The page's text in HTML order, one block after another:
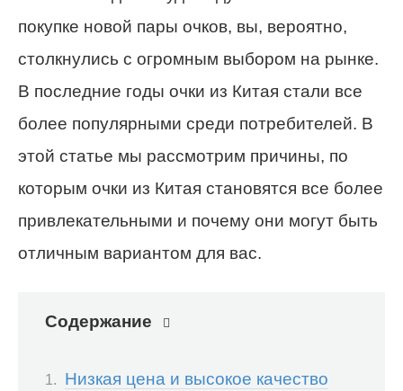
покупке новой пары очков, вы, вероятно,
столкнулись с огромным выбором на рынке.
В последние годы очки из Китая стали все
более популярными среди потребителей. В
этой статье мы рассмотрим причины, по
которым очки из Китая становятся все более
привлекательными и почему они могут быть
отличным вариантом для вас.
Содержание
Низкая цена и высокое качество